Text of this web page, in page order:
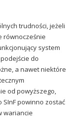
trudności, jeżeli
równocześnie
system
do
a nawet niektóre
od powyższego,
powinno zostać
wariancie